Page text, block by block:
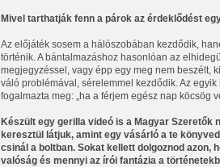
Mivel tarthatják fenn a párok az érdeklődést
Az előjáték sosem a hálószobában kezdődik,
történik. A bántalmazáshoz hasonlóan az
megjegyzéssel, vagy épp egy meg nem beszélt,
váló problémával, sérelemmel kezdődik. Az
fogalmazta meg: „ha a férjem egész nap köcsög
Készült egy gerilla videó is a Magyar
keresztül látjuk, amint egy vásárló a te
csinál a boltban. Sokat kellett dolgoznod azon,
valóság és mennyi az írói fantázia a